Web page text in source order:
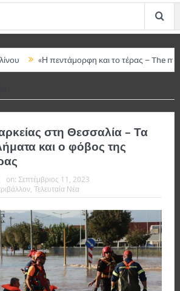
και το τέρας – The musical» στο ΔΩΛ
στη Θεσσαλία – Τα
και ο φόβος της
on: Σεπτέμβριος 11, 2023
, Τελευταία Νέα